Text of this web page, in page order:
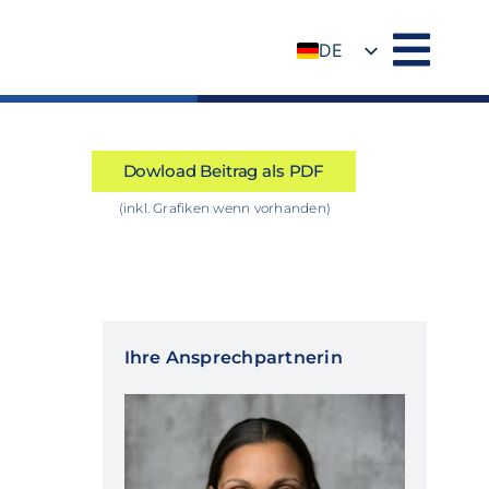
DE
Dowload Beitrag als PDF
(inkl. Grafiken wenn vorhanden)
Ihre Ansprechpartnerin